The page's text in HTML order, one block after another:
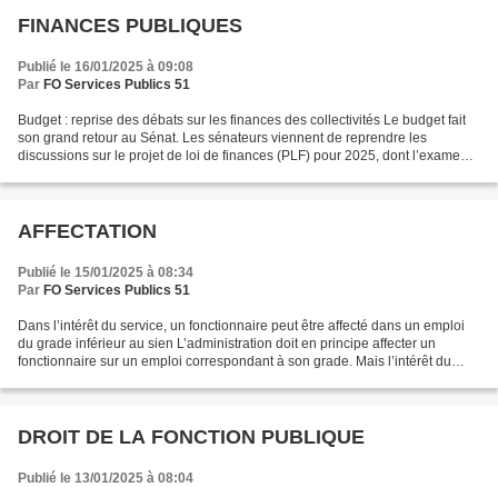
FINANCES PUBLIQUES
Publié le 16/01/2025 à 09:08
Par FO Services Publics 51
Budget : reprise des débats sur les finances des collectivités Le budget fait
son grand retour au Sénat. Les sénateurs viennent de reprendre les
discussions sur le projet de loi de finances (PLF) pour 2025, dont l’examen
AFFECTATION
Publié le 15/01/2025 à 08:34
Par FO Services Publics 51
Dans l’intérêt du service, un fonctionnaire peut être affecté dans un emploi
du grade inférieur au sien L’administration doit en principe affecter un
fonctionnaire sur un emploi correspondant à son grade. Mais l’intérêt du
DROIT DE LA FONCTION PUBLIQUE
Publié le 13/01/2025 à 08:04